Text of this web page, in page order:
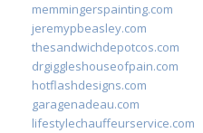
memmingerspainting.com
jeremypbeasley.com
thesandwichdepotcos.com
drgiggleshouseofpain.com
hotflashdesigns.com
garagenadeau.com
lifestylechauffeurservice.com